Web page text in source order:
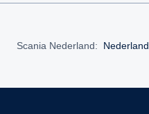
Scania Nederland: Nederland